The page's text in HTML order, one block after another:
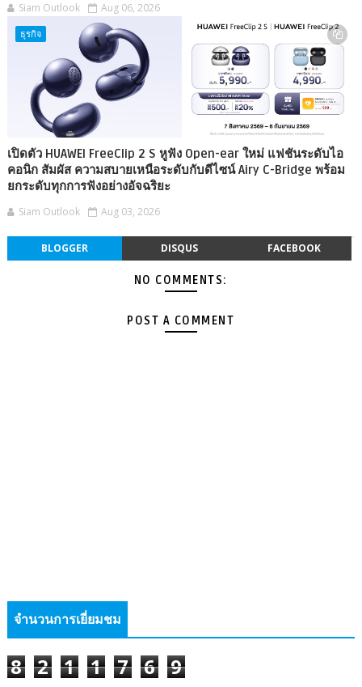
Siam Outlook Aug 06, 2026
ธุรกิจ
เปิดตัว HUAWEI FreeClip 2 S หูฟัง Open-ear ใหม่ แฟชันระดับไอ
คอนิก สัมผัส ความสบายเหนือระดับกับดีไซน์ Airy C-Bridge พร้อม
ยกระดับทุกการฟังอย่างอัจฉริยะ
Siam Outlook Aug 03, 2026
BLOGGER DISQUS FACEBOOK
NO COMMENTS:
POST A COMMENT
จำนวนการเยี่ยมชม
8 2 1 1 7 6 9